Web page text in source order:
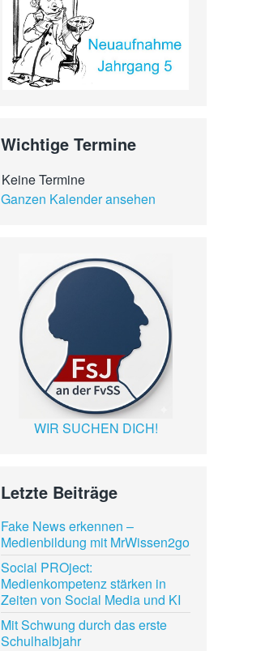
Wichtige Termine
Keine Termine
Ganzen Kalender ansehen
WIR SUCHEN DICH!
Letzte Beiträge
Fake News erkennen –
Medienbildung mit MrWissen2go
Social PROject:
Medienkompetenz stärken in
Zeiten von Social Media und KI
Mit Schwung durch das erste
Schulhalbjahr